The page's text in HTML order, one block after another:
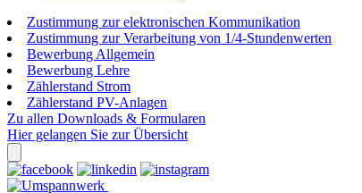
Zustimmung zur elektronischen Kommunikation
Zustimmung zur Verarbeitung von 1/4-Stundenwerten
Bewerbung Allgemein
Bewerbung Lehre
Zählerstand Strom
Zählerstand PV-Anlagen
Zu allen Downloads & Formularen
Hier gelangen Sie zur Übersicht